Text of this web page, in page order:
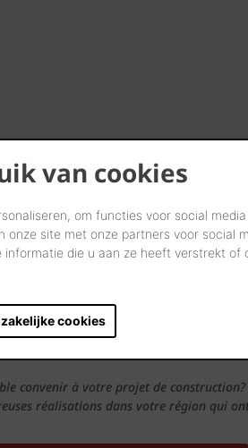
van cookies
om functies voor social
site met onze partners voor social
die u aan ze heeft verstrekt of
cookies
près de chez
convenir à votre projet de construction?
réalisations dans votre région qui